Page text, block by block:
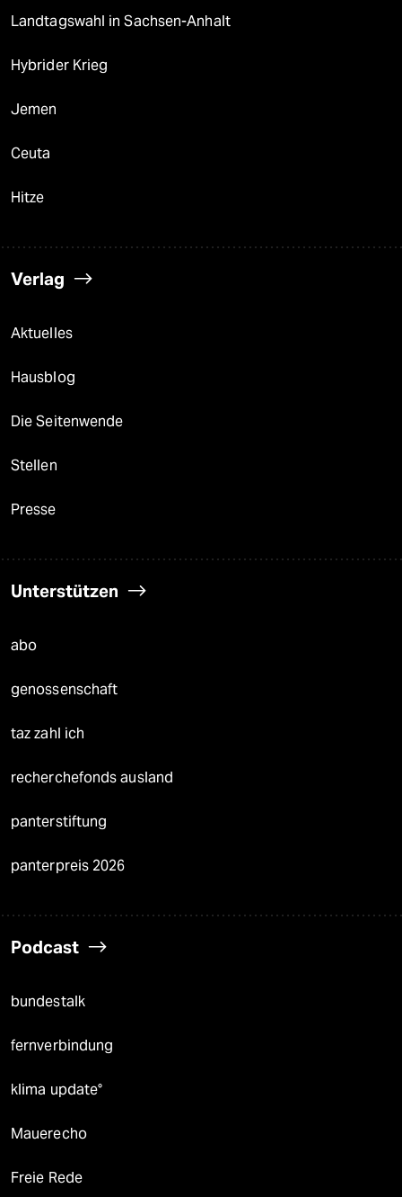
Landtagswahl in Sachsen-Anhalt
Hybrider Krieg
Jemen
Ceuta
Hitze
Verlag
Aktuelles
Hausblog
Die Seitenwende
Stellen
Presse
Unterstützen
abo
genossenschaft
taz zahl ich
recherchefonds ausland
panterstiftung
panterpreis 2026
Podcast
bundestalk
fernverbindung
klima update°
Mauerecho
Freie Rede